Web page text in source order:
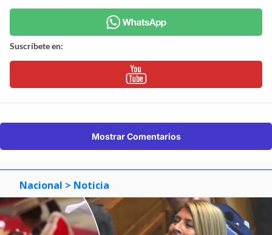
Suscríbete en:
Mostrar Comentarios
Nacional > Noticia